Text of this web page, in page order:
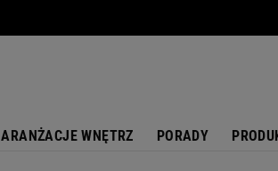
ARANŻACJE WNĘTRZ PORADY